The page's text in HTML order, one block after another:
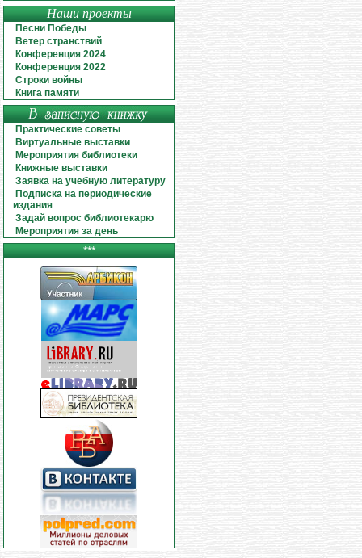
Наши проекты
Песни Победы
Ветер странствий
Конференция 2024
Конференция 2022
Строки войны
Книга памяти
Практические советы
Виртуальные выставки
Мероприятия библиотеки
Книжные выставки
Заявка на учебную литературу
Подписка на периодические
издания
Задай вопрос библиотекарю
Мероприятия за день
***